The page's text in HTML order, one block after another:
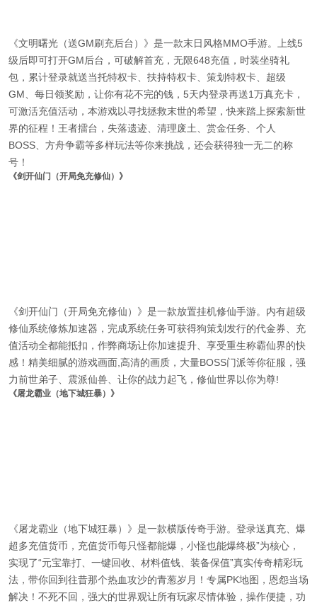
《文明曙光（送GM刷充后台）》是一款末日风格MMO手游。上线5
级后即可打开GM后台，可破解首充，无限648充值，时装坐骑礼
包，累计登录就送当托特权卡、扶持特权卡、策划特权卡、超级
GM、每日领奖励，让你有花不完的钱，5天内登录再送1万真充卡，
可激活充值活动，本游戏以寻找拯救末世的希望，快来踏上探索新世
界的征程！王者擂台，失落遗迹、清理废土、赏金任务、个人
BOSS、方舟争霸等多样玩法等你来挑战，还会获得独一无二的称
号！
《剑开仙门（开局免充修仙）》
《剑开仙门（开局免充修仙）》是一款放置挂机修仙手游。内有超级
修仙系统修炼加速器，完成系统任务可获得狗策划发行的代金券、充
值活动全都能抵扣，作弊商场让你加速提升、享受重生称霸仙界的快
感！精美细腻的游戏画面,高清的画质，大量BOSS门派等你征服，强
力前世弟子、震派仙兽、让你的战力起飞，修仙世界以你为尊!
《屠龙霸业（地下城狂暴）》
《屠龙霸业（地下城狂暴）》是一款横版传奇手游。登录送真充、爆
超多充值货币，充值货币每只怪都能爆，小怪也能爆终极”为核心，
实现了“元宝靠打、一键回收、材料值钱、装备保值”真实传奇精彩玩
法，带你回到往昔那个热血攻沙的青葱岁月！专属PK地图，恩怨当场
解决！不死不回，强大的世界观让所有玩家尽情体验，操作便捷，功